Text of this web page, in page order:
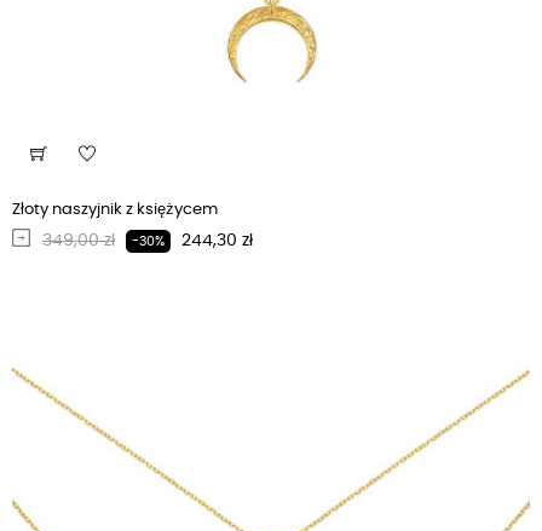
Złoty naszyjnik z księżycem
Regularna cena
349,00 zł -30% Cena
244,30 zł